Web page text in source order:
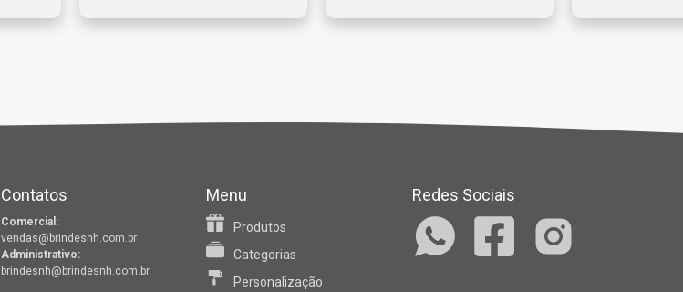
Contatos
Comercial:
vendas@brindesnh.com.br
Administrativo:
brindesnh@brindesnh.com.br
Menu
Produtos
Categorias
Personalização
Redes Sociais